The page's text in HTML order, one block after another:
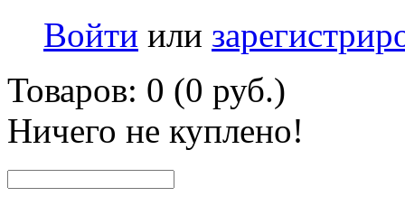
Войти или
Товаров: 0 (0 руб.)
Ничего не куплено!